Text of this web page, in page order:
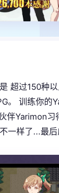
超过150种
。 训练你的
伴Yarimon习
一样了...最